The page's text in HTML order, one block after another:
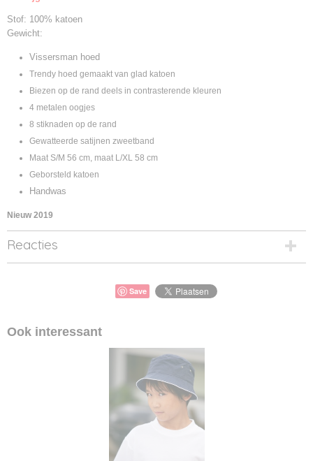
Stof: 100% katoen
Gewicht:
Vissersman hoed
Trendy hoed gemaakt van glad katoen
Biezen op de rand deels in contrasterende kleuren
4 metalen oogjes
8 stiknaden op de rand
Gewatteerde satijnen zweetband
Maat S/M 56 cm, maat L/XL 58 cm
Geborsteld katoen
Handwas
Nieuw 2019
Reacties
Save
Ook interessant